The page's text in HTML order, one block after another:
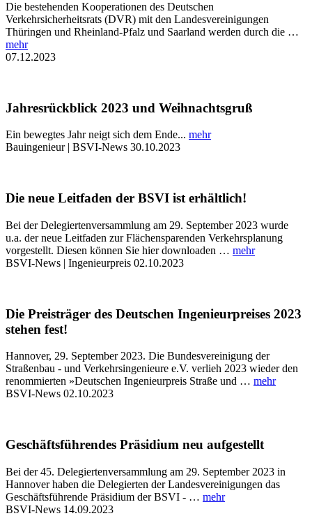
Die bestehenden Kooperationen des Deutschen
Verkehrsicherheitsrats (DVR) mit den Landesvereinigungen
Thüringen und Rheinland-Pfalz und Saarland werden durch die …
mehr
07.12.2023
Jahresrückblick 2023 und Weihnachtsgruß
Ein bewegtes Jahr neigt sich dem Ende... mehr
Bauingenieur | BSVI-News 30.10.2023
Die neue Leitfaden der BSVI ist erhältlich!
Bei der Delegiertenversammlung am 29. September 2023 wurde
u.a. der neue Leitfaden zur Flächensparenden Verkehrsplanung
vorgestellt. Diesen können Sie hier downloaden … mehr
BSVI-News | Ingenieurpreis 02.10.2023
Die Preisträger des Deutschen Ingenieurpreises 2023
stehen fest!
Hannover, 29. September 2023. Die Bundesvereinigung der
Straßenbau - und Verkehrsingenieure e.V. verlieh 2023 wieder den
renommierten »Deutschen Ingenieurpreis Straße und … mehr
BSVI-News 02.10.2023
Geschäftsführendes Präsidium neu aufgestellt
Bei der 45. Delegiertenversammlung am 29. September 2023 in
Hannover haben die Delegierten der Landesvereinigungen das
Geschäftsführende Präsidium der BSVI - … mehr
BSVI-News 14.09.2023